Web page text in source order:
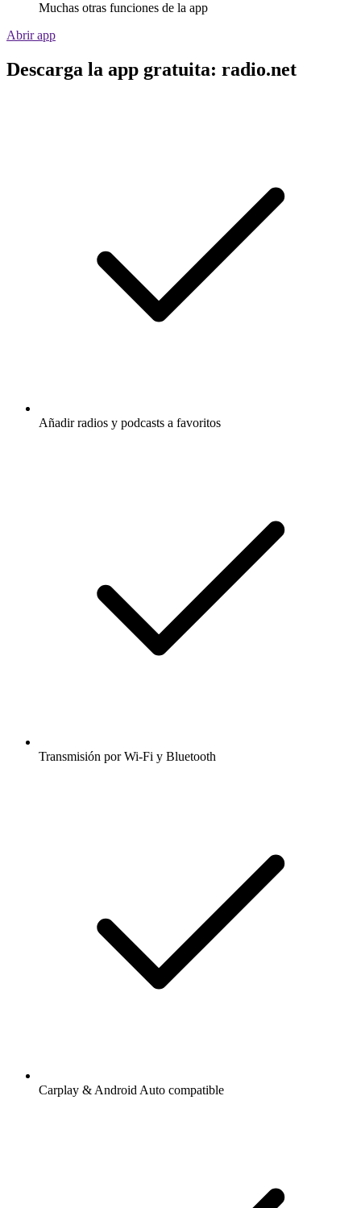
Muchas otras funciones de la app
Abrir app
Descarga la app gratuita: radio.net
Añadir radios y podcasts a favoritos
Transmisión por Wi-Fi y Bluetooth
Carplay & Android Auto compatible